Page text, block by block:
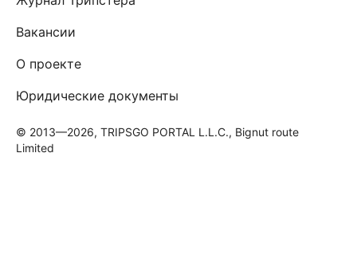
Вакансии
О проекте
Юридические документы
© 2013—2026, TRIPSGO PORTAL L.L.C., Bignut route
Limited